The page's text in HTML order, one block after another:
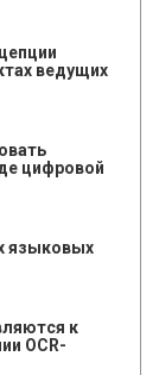
ведущих
цифровой
языковых
к
OCR-